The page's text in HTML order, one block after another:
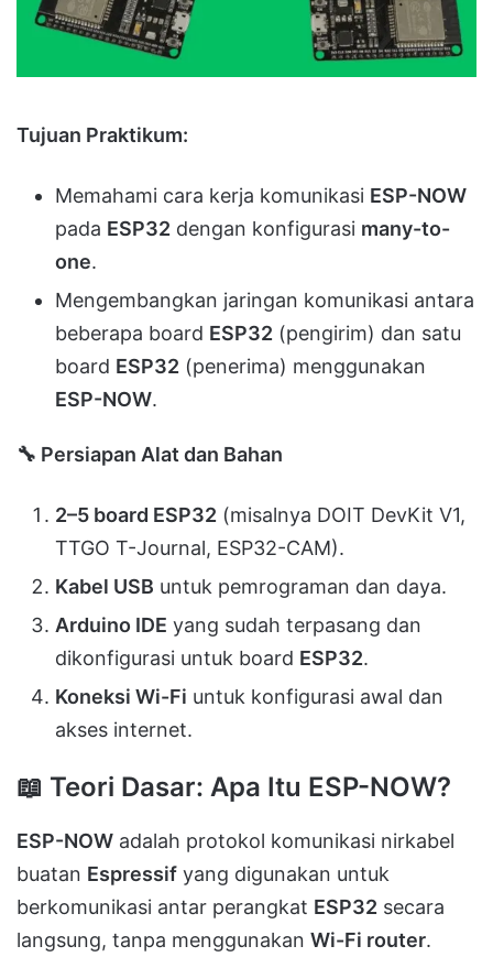
Tujuan Praktikum:
Memahami cara kerja komunikasi ESP-NOW
pada ESP32 dengan konfigurasi many-to-
one.
Mengembangkan jaringan komunikasi antara
beberapa board ESP32 (pengirim) dan satu
board ESP32 (penerima) menggunakan
ESP-NOW.
🔧 Persiapan Alat dan Bahan
2–5 board ESP32 (misalnya DOIT DevKit V1,
TTGO T-Journal, ESP32-CAM).
Kabel USB untuk pemrograman dan daya.
Arduino IDE yang sudah terpasang dan
dikonfigurasi untuk board ESP32.
Koneksi Wi-Fi untuk konfigurasi awal dan
akses internet.
📖 Teori Dasar: Apa Itu ESP-NOW?
ESP-NOW adalah protokol komunikasi nirkabel
buatan Espressif yang digunakan untuk
berkomunikasi antar perangkat ESP32 secara
langsung, tanpa menggunakan Wi-Fi router.